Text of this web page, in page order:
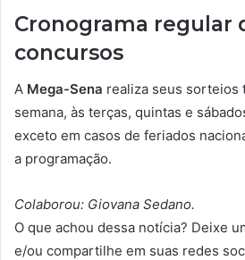
Cronograma regular
concursos
A Mega-Sena realiza seus sorteios
semana, às terças, quintas e
exceto em casos de feriados
a programação.
Colaborou: Giovana Sedano.
O que achou dessa notícia? Deixe
e/ou compartilhe em suas redes